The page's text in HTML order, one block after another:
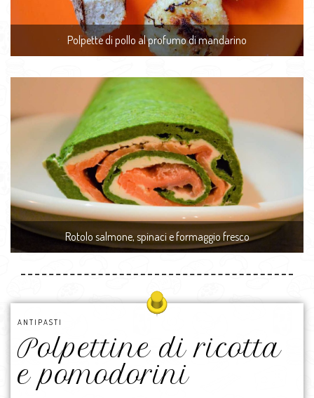
Polpette di pollo al profumo di mandarino
Rotolo salmone, spinaci e formaggio fresco
ANTIPASTI
Polpettine di ricotta
e pomodorini